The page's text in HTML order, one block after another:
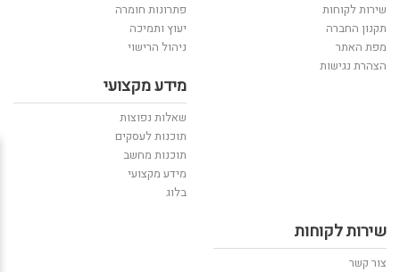
שירות לקוחות
תקנון החברה
מפת האתר
הצהרת נגישות
פתרונות חומרה
יעוץ ותמיכה
ניהול הרישוי
מידע מקצועי
שאלות נפוצות
תוכנות לעסקים
תוכנות מחשב
מידע מקצועי
בלוג
שירות לקוחות
צור קשר